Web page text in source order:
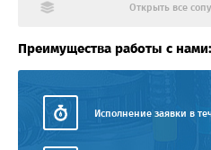
Открыть все
Преимущества работы с нами:
Исполнение заявки в